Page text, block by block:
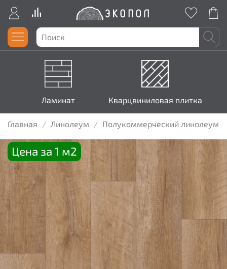
Ламинат Кварцвиниловая плитка
Главная Линолеум Полукоммерческий линолеум
Цена за 1 м2